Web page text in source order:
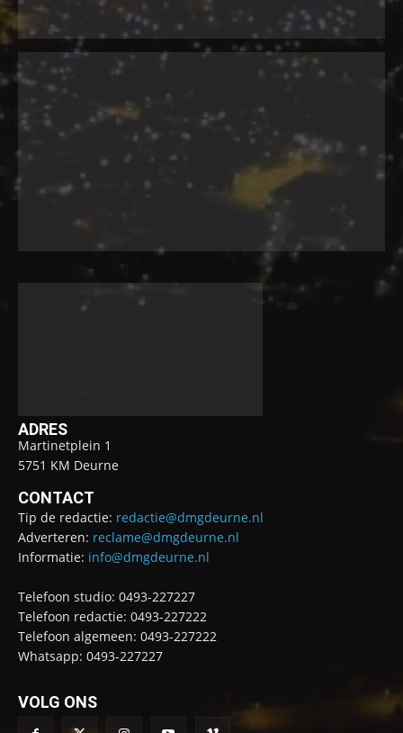
ADRES
Martinetplein 1
5751 KM Deurne
CONTACT
Tip de redactie: redactie@dmgdeurne.nl
Adverteren: reclame@dmgdeurne.nl
Informatie: info@dmgdeurne.nl
Telefoon studio: 0493-227227
Telefoon redactie: 0493-227222
Telefoon algemeen: 0493-227222
Whatsapp: 0493-227227
VOLG ONS